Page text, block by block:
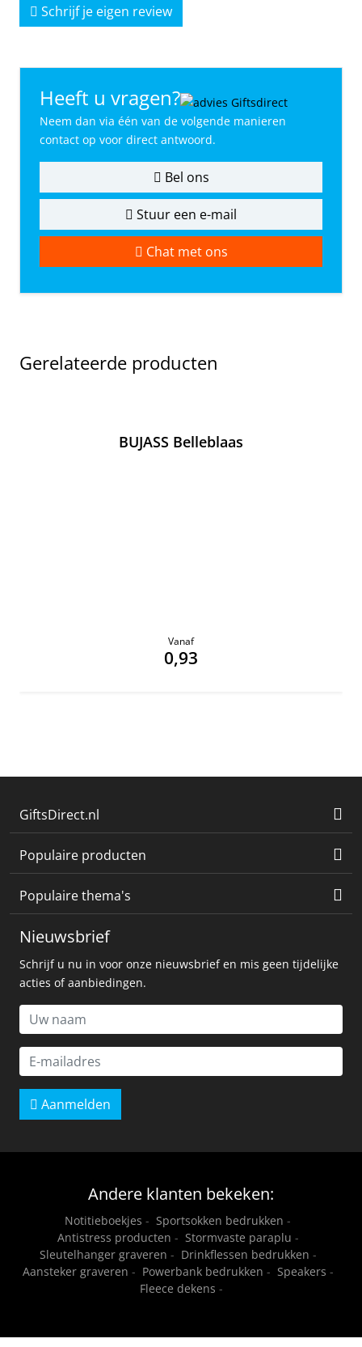
Schrijf je eigen review
Heeft u vragen?
Neem dan via één van de volgende manieren
contact op voor direct antwoord.
Bel ons
Stuur een e-mail
Chat met ons
Gerelateerde producten
BUJASS Belleblaas
Vanaf
0,93
GiftsDirect.nl
Populaire producten
Populaire thema's
Nieuwsbrief
Schrijf u nu in voor onze nieuwsbrief en mis geen tijdelijke
acties of aanbiedingen.
Aanmelden
Andere klanten bekeken:
Notitieboekjes - Sportsokken bedrukken -
Antistress producten - Stormvaste paraplu -
Sleutelhanger graveren - Drinkflessen bedrukken -
Aansteker graveren - Powerbank bedrukken - Speakers -
Fleece dekens -